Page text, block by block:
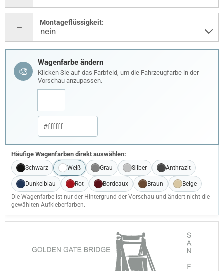
Montageflüssigkeit:
🎨
Wagenfarbe ändern
Klicken Sie auf das Farbfeld, um die Fahrzeugfarbe in der
Vorschau anzupassen.
Häufige Wagenfarben direkt auswählen:
Schwarz Weiß Grau Silber Anthrazit
Dunkelblau Rot Bordeaux Braun
Beige
Die Wagenfarbe ist nur der Hintergrund der Vorschau und ändert nicht die
gewählten Aufkleberfarben.